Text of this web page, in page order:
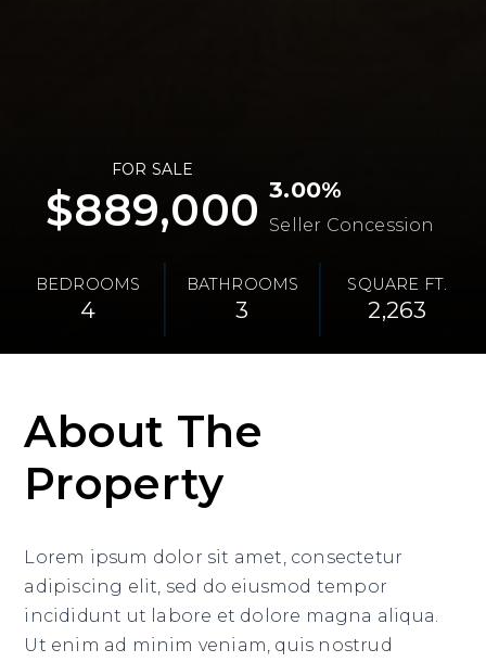
FOR SALE
$889,000 3.00%
Seller Concession
BEDROOMS
4
BATHROOMS
3
SQUARE FT.
2,263
About The
Property
Lorem ipsum dolor sit amet, consectetur
adipiscing elit, sed do eiusmod tempor
incididunt ut labore et dolore magna aliqua.
Ut enim ad minim veniam, quis nostrud